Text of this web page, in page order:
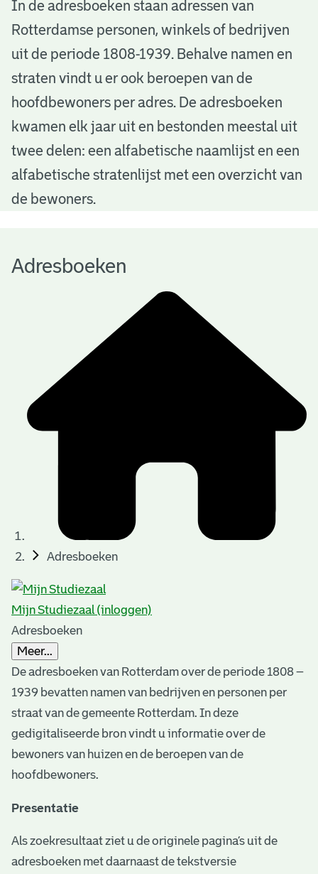
A
d
e
b
o
e
e
In de adresboeken staan adressen van
Rotterdamse personen, winkels of bedrijven
uit de periode 1808-1939. Behalve namen en
straten vindt u er ook beroepen van de
hoofdbewoners per adres. De adresboeken
kwamen elk jaar uit en bestonden meestal uit
twee delen: een alfabetische naamlijst en een
alfabetische stratenlijst met een overzicht van
de bewoners.
Adresboeken
Adresboeken
Mijn Studiezaal (inloggen)
Adresboeken
Meer...
De adresboeken van Rotterdam over de periode 1808 –
1939 bevatten namen van bedrijven en personen per
straat van de gemeente Rotterdam. In deze
gedigitaliseerde bron vindt u informatie over de
bewoners van huizen en de beroepen van de
hoofdbewoners.
Presentatie
Als zoekresultaat ziet u de originele pagina’s uit de
adresboeken met daarnaast de tekstversie